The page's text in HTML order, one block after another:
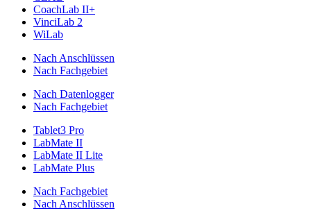
CoachLab II+
VinciLab 2
WiLab
Nach Anschlüssen
Nach Fachgebiet
Nach Datenlogger
Nach Fachgebiet
Tablet3 Pro
LabMate II
LabMate II Lite
LabMate Plus
Nach Fachgebiet
Nach Anschlüssen